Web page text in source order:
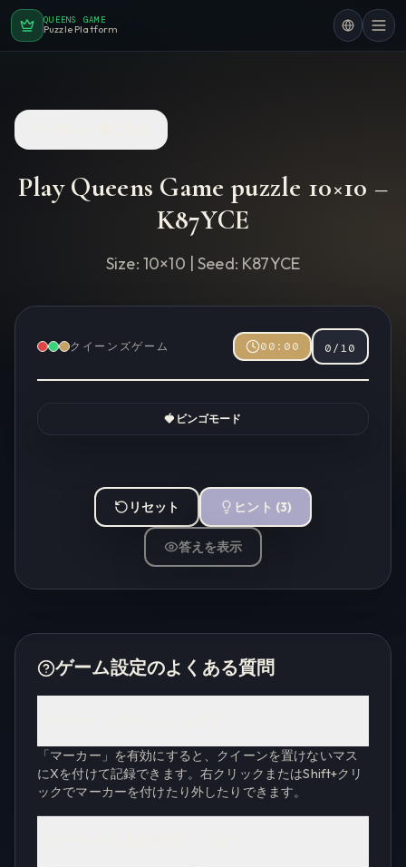
QUEENS GAME
Puzzle Platform
Play Queens Game puzzle 10×10 –
K87YCE
Size: 10×10 | Seed: K87YCE
クイーンズゲーム 00:00 0/10
🍓 ビンゴモード
リセット ヒント (3)
答えを表示
ゲーム設定のよくある質問
「マーカー」を有効にすると、クイーンを置けないマス
にXを付けて記録できます。右クリックまたはShift+クリ
ックでマーカーを付けたり外したりできます。